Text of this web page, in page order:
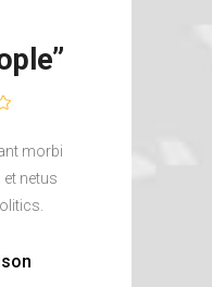
morbi
netus